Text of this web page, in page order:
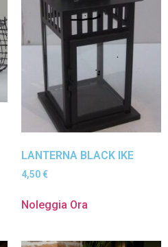
LANTERNA BLACK IKE
4,50 €
Noleggia Ora